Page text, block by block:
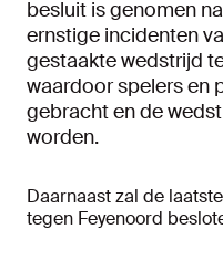
besluit is genomen
ernstige incidenten
gestaakte wedstrijd
waardoor spelers en
gebracht en de
worden.
Daarnaast zal de
tegen Feyenoord